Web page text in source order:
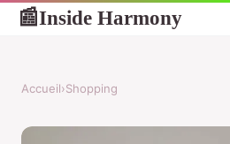
📰Inside Harmony
Accueil›Shopping